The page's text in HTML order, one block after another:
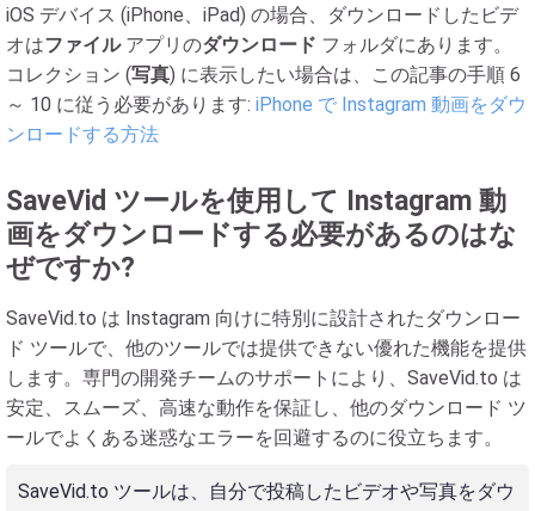
iOS デバイス (iPhone、iPad) の場合、ダウンロードしたビデ
オはファイルアプリのダウンロード フォルダにあります。
コレクション (写真) に表示したい場合は、この記事の手順 6
～ 10 に従う必要があります: iPhone で Instagram 動画をダウ
ンロードする方法
SaveVid ツールを使用して Instagram 動
画をダウンロードする必要があるのはな
ぜですか?
SaveVid.to は Instagram 向けに特別に設計されたダウンロー
ド ツールで、他のツールでは提供できない優れた機能を提供
します。専門の開発チームのサポートにより、SaveVid.to は
安定、スムーズ、高速な動作を保証し、他のダウンロード ツ
ールでよくある迷惑なエラーを回避するのに役立ちます。
SaveVid.to ツールは、自分で投稿したビデオや写真をダウ